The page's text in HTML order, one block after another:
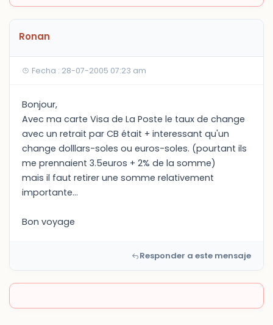
Ronan
Fecha : 28-07-2005 07:23 am
Bonjour,
Avec ma carte Visa de La Poste le taux de change
avec un retrait par CB était + interessant qu'un
change dolllars-soles ou euros-soles. (pourtant ils
me prennaient 3.5euros + 2% de la somme)
mais il faut retirer une somme relativement
importante...
Bon voyage
Responder a este mensaje